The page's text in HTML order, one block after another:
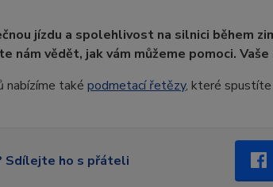
jízdu a spolehlivost na silnici během
nám vědět, jak vám můžeme pomoci.
nabízíme také podmetací řetězy, které spustíte
Sdílejte ho s přáteli